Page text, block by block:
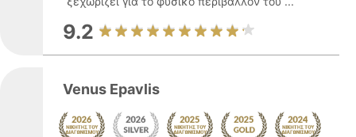
9.2
Venus Epavlis